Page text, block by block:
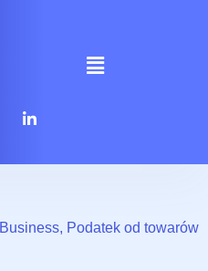
Business, Podatek od towarów